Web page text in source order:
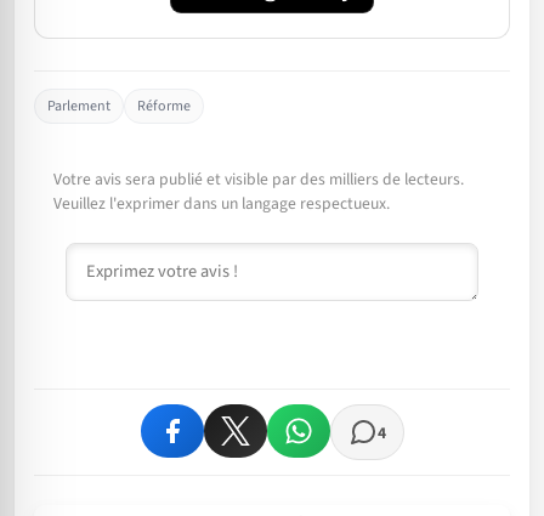
Parlement Réforme
Votre avis sera publié et visible par des milliers de lecteurs.
Veuillez l'exprimer dans un langage respectueux.
Commentaire
4